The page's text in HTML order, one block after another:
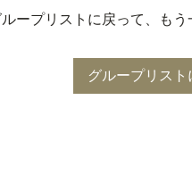
ープリストに戻って、もう
グループリスト